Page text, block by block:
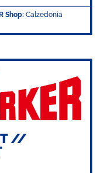
Shop: Calzedonia
//